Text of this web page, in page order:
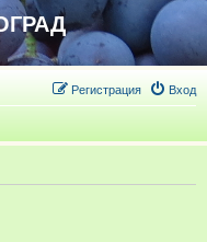
Вход
Регистрация